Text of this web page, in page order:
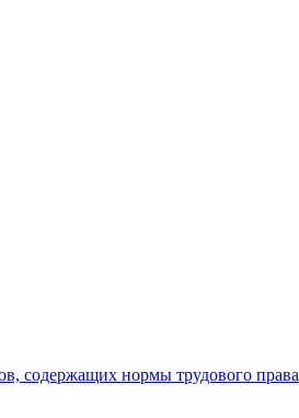
содержащих нормы трудового права